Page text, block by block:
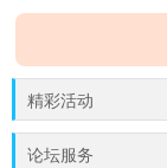
精彩活动
论坛服务